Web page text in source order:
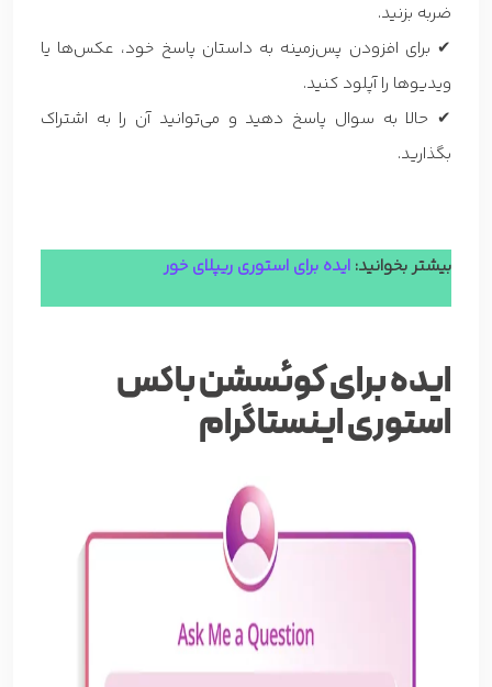
ضربه بزنید.
✔ برای افزودن پس‌زمینه به داستان پاسخ خود، عکس‌ها یا
ویدیوها را آپلود کنید.
✔ حالا به سوال پاسخ دهید و می‌توانید آن را به اشتراک
بگذارید.
بیشتر بخوانید: ایده برای استوری ریپلای خور
ایده برای کوئسشن باکس
استوری اینستاگرام